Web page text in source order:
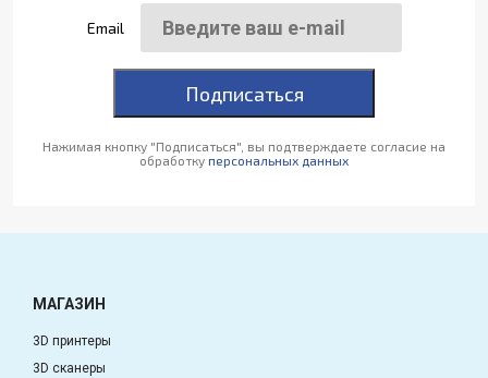
Email
Подписаться
Нажимая кнопку "Подписаться", вы подтверждаете согласие на
обработку персональных данных
МАГАЗИН
3D принтеры
3D сканеры